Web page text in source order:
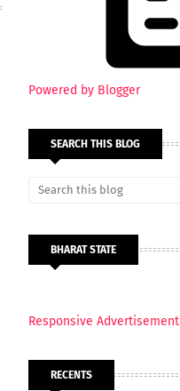
Powered by Blogger
SEARCH THIS BLOG
BHARAT STATE
Responsive Advertisement
RECENTS